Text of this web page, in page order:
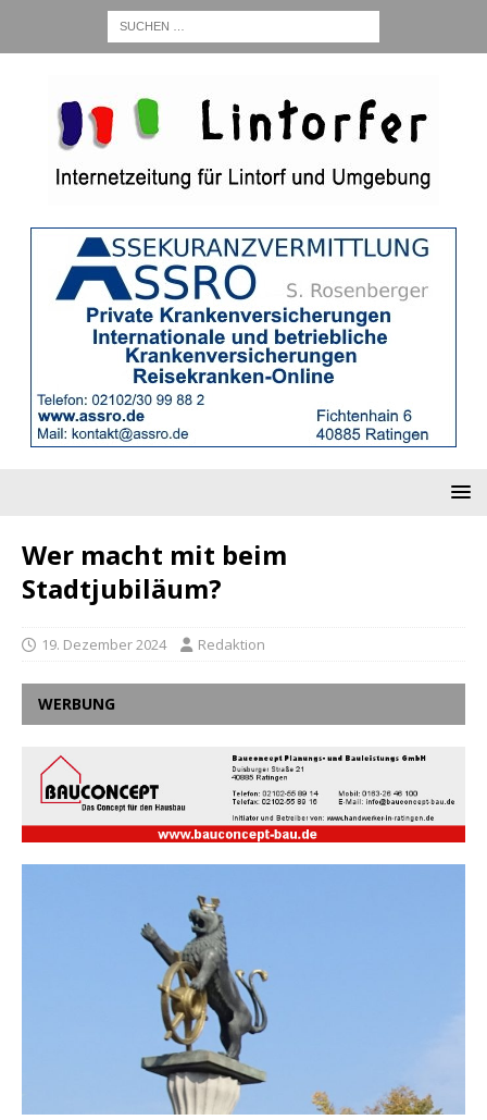
Wer macht mit beim
Stadtjubiläum?
19. Dezember 2024 Redaktion
WERBUNG